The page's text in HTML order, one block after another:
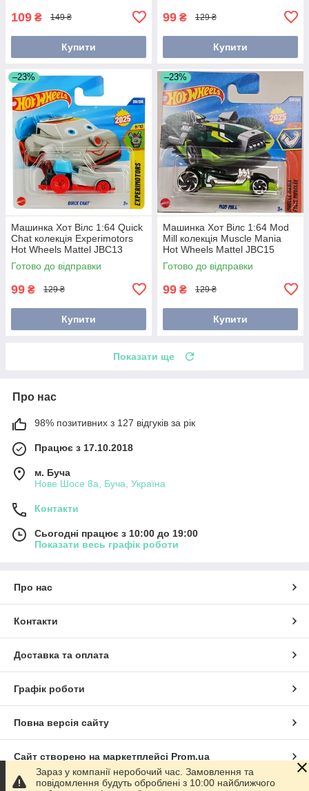
109 ₴ 149 ₴
Купити
99 ₴ 129 ₴
Купити
–23%
Машинка Хот Вілс 1:64 Quick
Chat колекція Experimotors
Hot Wheels Mattel JBC13
Готово до відправки
99 ₴ 129 ₴
Купити
–23%
Машинка Хот Вілс 1:64 Mod
Mill колекція Muscle Mania
Hot Wheels Mattel JBC15
Готово до відправки
99 ₴ 129 ₴
Купити
Показати ще
Про нас
98% позитивних з 127 відгуків за рік
Працює з 17.10.2018
м. Буча
Нове Шосе 8а, Буча, Україна
Контакти
Сьогодні працює з 10:00 до 19:00
Показати весь графік роботи
Про нас
Контакти
Доставка та оплата
Графік роботи
Повна версія сайту
Сайт створено на маркетплейсі Prom.ua
Зараз у компанії неробочий час. Замовлення та
повідомлення будуть оброблені з 10:00 найближчого